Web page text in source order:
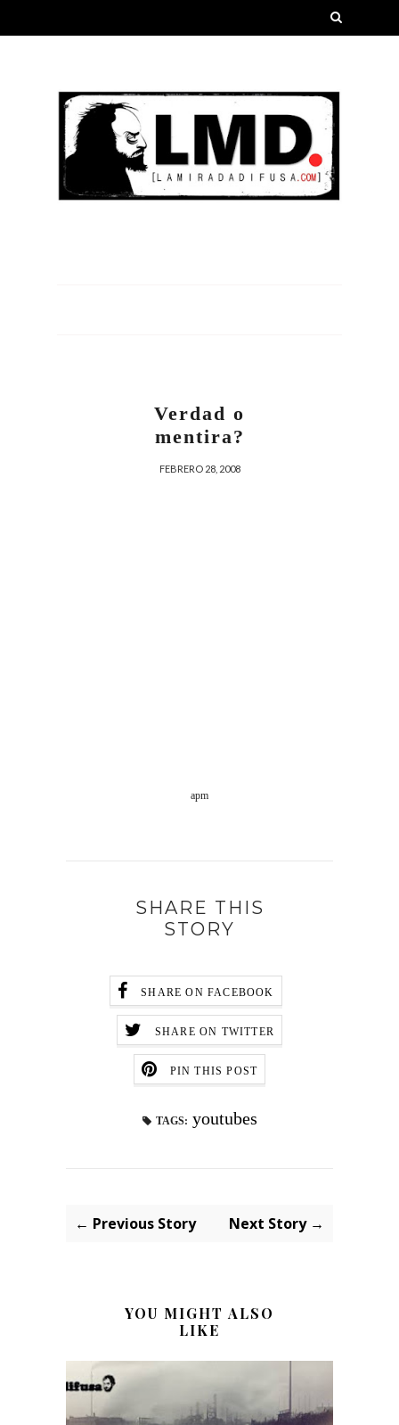
Verdad o
mentira?
FEBRERO 28, 2008
apm
SHARE THIS
STORY
SHARE ON FACEBOOK
SHARE ON TWITTER
PIN THIS POST
TAGS: youtubes
← Previous Story Next Story →
YOU MIGHT ALSO
LIKE